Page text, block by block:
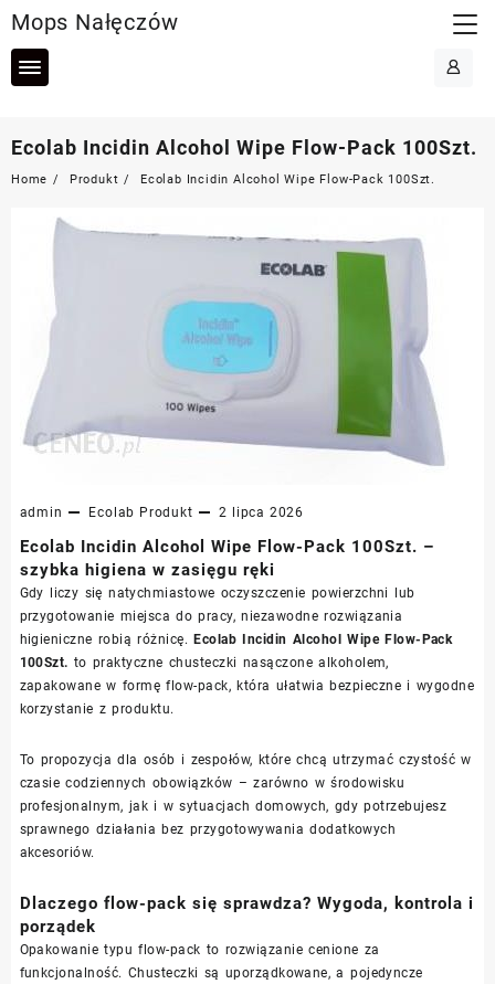
to
content
Mops Nałęczów
Ecolab Incidin Alcohol Wipe Flow-Pack 100Szt.
Home Produkt Ecolab Incidin Alcohol Wipe Flow-Pack 100Szt.
admin Ecolab Produkt 2 lipca 2026
Ecolab Incidin Alcohol Wipe Flow-Pack 100Szt. –
szybka higiena w zasięgu ręki
Gdy liczy się natychmiastowe oczyszczenie powierzchni lub
przygotowanie miejsca do pracy, niezawodne rozwiązania
higieniczne robią różnicę.Ecolab Incidin Alcohol Wipe Flow-Pack
100Szt. to praktyczne chusteczki nasączone alkoholem,
zapakowane w formę flow-pack, która ułatwia bezpieczne i wygodne
korzystanie z produktu.
To propozycja dla osób i zespołów, które chcą utrzymać czystość w
czasie codziennych obowiązków – zarówno w środowisku
profesjonalnym, jak i w sytuacjach domowych, gdy potrzebujesz
sprawnego działania bez przygotowywania dodatkowych
akcesoriów.
Dlaczego flow-pack się sprawdza? Wygoda, kontrola i
porządek
Opakowanie typu flow-pack to rozwiązanie cenione za
funkcjonalność. Chusteczki są uporządkowane, a pojedyncze